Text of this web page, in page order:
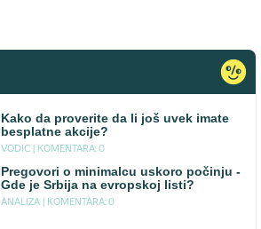
Kako da proverite da li još uvek imate
besplatne akcije?
VODIC | KOMENTARA: 0
Pregovori o minimalcu uskoro počinju -
Gde je Srbija na evropskoj listi?
ANALIZA | KOMENTARA: 0